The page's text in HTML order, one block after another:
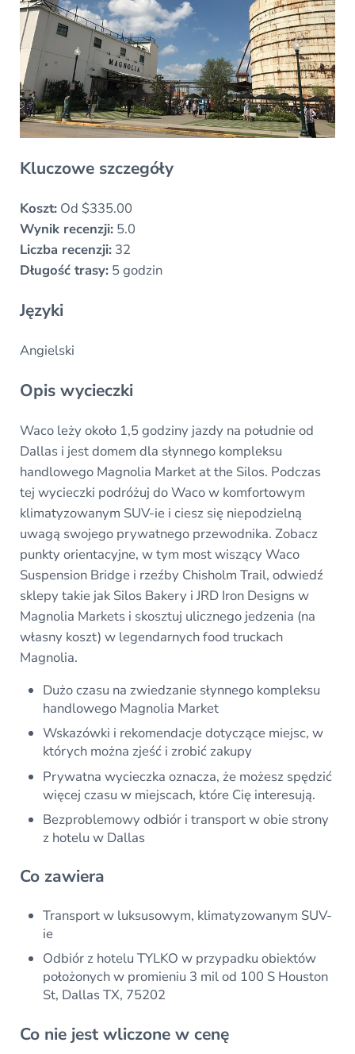
Kluczowe szczegóły
Koszt:Od $335.00
Wynik recenzji:5.0
Liczba recenzji:32
Długość trasy:5 godzin
Języki
Angielski
Opis wycieczki
Waco leży około 1,5 godziny jazdy na południe od
Dallas i jest domem dla słynnego kompleksu
handlowego Magnolia Market at the Silos. Podczas
tej wycieczki podróżuj do Waco w komfortowym
klimatyzowanym SUV-ie i ciesz się niepodzielną
uwagą swojego prywatnego przewodnika. Zobacz
punkty orientacyjne, w tym most wiszący Waco
Suspension Bridge i rzeźby Chisholm Trail, odwiedź
sklepy takie jak Silos Bakery i JRD Iron Designs w
Magnolia Markets i skosztuj ulicznego jedzenia (na
własny koszt) w legendarnych food truckach
Magnolia.
Dużo czasu na zwiedzanie słynnego kompleksu
handlowego Magnolia Market
Wskazówki i rekomendacje dotyczące miejsc, w
których można zjeść i zrobić zakupy
Prywatna wycieczka oznacza, że możesz spędzić
więcej czasu w miejscach, które Cię interesują.
Bezproblemowy odbiór i transport w obie strony
z hotelu w Dallas
Co zawiera
Transport w luksusowym, klimatyzowanym SUV-
ie
Odbiór z hotelu TYLKO w przypadku obiektów
położonych w promieniu 3 mil od 100 S Houston
St, Dallas TX, 75202
Co nie jest wliczone w cenę